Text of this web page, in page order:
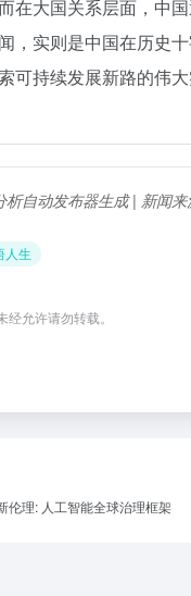
在大国关系层面，中
，实则是中国在历史
可持续发展新路的伟大
析自动发布器生成 | 新闻
人生
允许请勿转载。
伦理: 人工智能全球治理框架